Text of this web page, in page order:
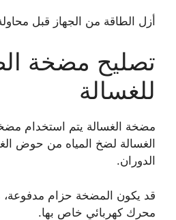
أزل الطاقة من الجهاز قبل
تصليح مضخة
للغسالة
مضخة الغسالة يتم استخدام
الغسالة لضخ المياه من حوض
الدوران.
قد يكون المضخة حزام مدفوعة،
محرك كهربائي خاص بها.